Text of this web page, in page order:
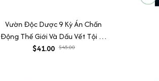
Vườn Độc Dược 9 Kỳ Án Chấn
Động Thế Giới Và Dấu Vết Tội Ác
2 Cuốn
$41.00 $45.00